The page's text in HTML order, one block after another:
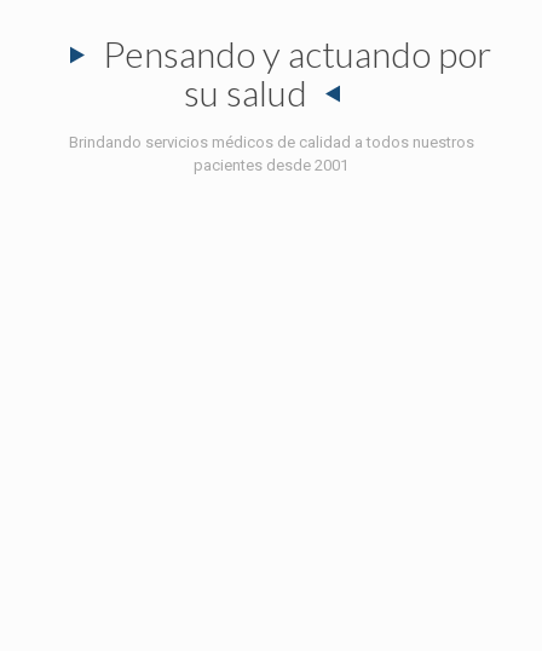
Pensando y actuando por
su salud
Brindando servicios médicos de calidad a todos nuestros
pacientes desde 2001